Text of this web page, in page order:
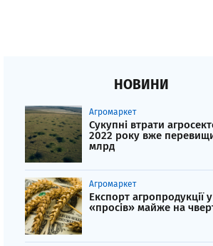
НОВИНИ
Агромаркет
Сукупні втрати
2022 року вже
млрд
Агромаркет
Експорт агропродукції
«просів» майже на